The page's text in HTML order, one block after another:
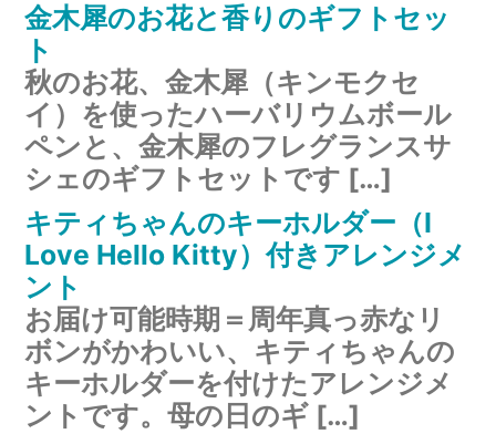
金木犀のお花と香りのギフトセッ
ト
秋のお花、金木犀（キンモクセ
イ）を使ったハーバリウムボール
ペンと、金木犀のフレグランスサ
シェのギフトセットです […]
キティちゃんのキーホルダー（I
Love Hello Kitty）付きアレンジメ
ント
お届け可能時期＝周年真っ赤なリ
ボンがかわいい、キティちゃんの
キーホルダーを付けたアレンジメ
ントです。母の日のギ […]